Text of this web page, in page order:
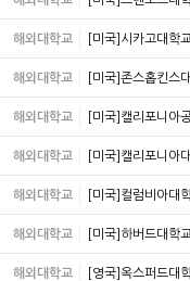
해외대학교 [미국]시카고대학
해외대학교 [미국]존스홉킨스
해외대학교 [미국]캘리포니아
해외대학교 [미국]캘리포니아
해외대학교 [미국]컬럼비아대
해외대학교 [미국]하버드대학
해외대학교 [영국]옥스퍼드대